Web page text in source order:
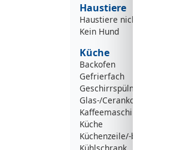
Haustiere
Haustiere nicht erlaubt
Kein Hund
Küche
Backofen
Gefrierfach
Geschirrspülmaschine
Glas-/Cerankochfeld
Kaffeemaschine
Küche
Küchenzeile/-block